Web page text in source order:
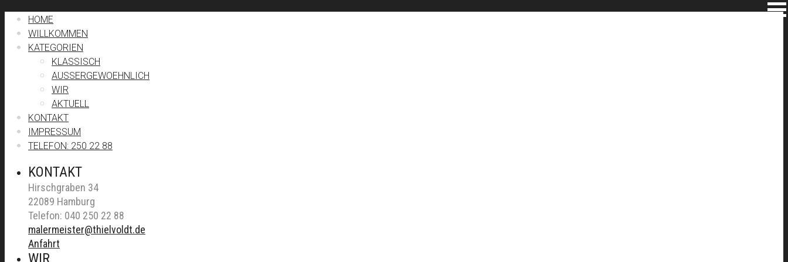
HOME
WILLKOMMEN
KATEGORIEN
KLASSISCH
AUSSERGEWOEHNLICH
WIR
AKTUELL
KONTAKT
IMPRESSUM
TELEFON: 250 22 88
KONTAKT
Hirschgraben 34
22089 Hamburg
Telefon: 040 250 22 88
malermeister@thielvoldt.de
Anfahrt
WIR